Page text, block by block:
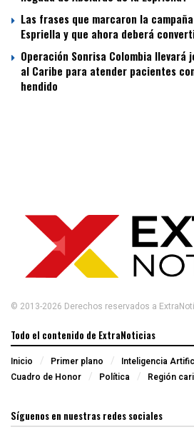
Las frases que marcaron la
Espriella y que ahora deberá
Operación Sonrisa Colombia
al Caribe para atender pacientes
hendido
© 2013-2026 Derechos reservados a
Todo el contenido de ExtraNoticias
Inicio Primer plano Inteligencia
Cuadro de Honor
Política Región
Síguenos en nuestras redes sociales